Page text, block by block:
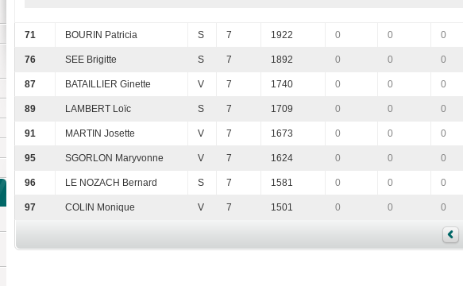
71 BOURIN Patricia S 7 1922 0 0 0
76 SEE Brigitte S 7 1892 0 0 0
87 BATAILLIER Ginette V 7 1740 0 0 0
89 LAMBERT Loïc S 7 1709 0 0 0
91 MARTIN Josette V 7 1673 0 0 0
95 SGORLON Maryvonne V 7 1624 0 0 0
96 LE NOZACH Bernard S 7 1581 0 0 0
97 COLIN Monique V 7 1501 0 0 0